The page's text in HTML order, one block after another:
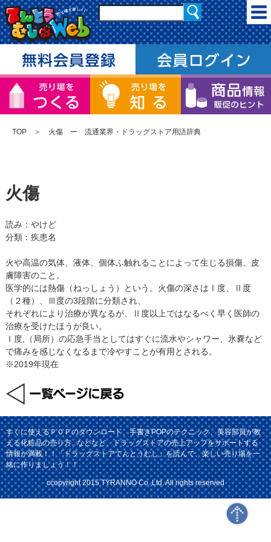
TOP ＞ 火傷 ー 流通業界・ドラッグストア用語辞典
火傷
読み：やけど
分類：疾患名
火や高温の気体、液体、個体ふ触れることによって生じる損傷、皮
膚障害のこと。
医学的には熱傷（ねっしょう）という。火傷の深さはⅠ度、Ⅱ度
（２種）、Ⅲ度の3段階に分類され、
それぞれにより治療が異なるが、Ⅱ度以上ではなるべく早く医師の
治療を受けたほうが良い。
Ⅰ度,（局所）の応急手当としてはすぐに流水やシャワー、氷嚢など
で痛みを感じなくなるまで冷やすことが有用とされる。
※2019年現在
すぐに使えるＰＯＰのダウンロード、手書きPOPのテクニック、美容部員が教
える化粧品の売り方...などなど、ドラッグストアの売上アップをサポートする
情報が満載！！「ドラッグストアてんとうむし」を読んで、楽しい売り場を一
緒に作りましょう！！
ccopyright 2015 TYRANNO Co.,Ltd. All rights reserved